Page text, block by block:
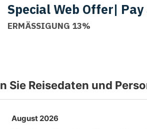
Special Web Offer|
ERMÄSSIGUNG 13%
Sie Reisedaten und
August 2026